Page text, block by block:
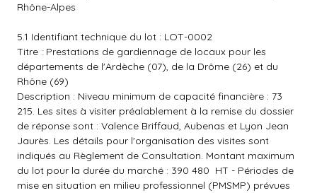
Rhône-Alpes
5.1 Identifiant technique du lot : LOT-0002
Titre : Prestations de gardiennage de locaux pour les
départements de l'Ardèche (07), de la Drôme (26) et du
Rhône (69)
Description : Niveau minimum de capacité financière : 73
215. Les sites à visiter préalablement à la remise du dossier
de réponse sont : Valence Briffaud, Aubenas et Lyon Jean
Jaurès. Les détails pour l'organisation des visites sont
indiqués au Règlement de Consultation. Montant maximum
du lot pour la durée du marché : 390 480  HT - Périodes de
mise en situation en milieu professionnel (PMSMP) prévues